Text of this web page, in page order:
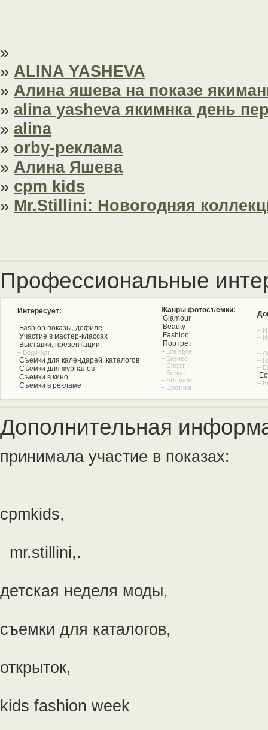
»
» ALINA YASHEVA
» Алина яшева на показе
» alina yasheva якимнка день
» alina
» orby-реклама
» Алина Яшева
» cpm kids
» Mr.Stillini: Новогодняя
Профессиональные
Интересует:
Fashion показы, дефиле
Участие в мастер-классах
Выставки, презентации
– Боди-арт
Съемки для календарей, каталогов
Съемки для журналов
Съемки в кино
Съемки в рекламе
Жанры фотосъемки:
Glamour
Beauty
Fashion
Портрет
– Life style
– Бизнес
– Спорт
– Белье
– Art-nude
– Эротика
–
–
–
–
–
–
Дополнительная
принимала участие в показах:
cpmkids,
mr.stillini,.
детская неделя моды,
съемки для каталогов,
открыток,
kids fashion week